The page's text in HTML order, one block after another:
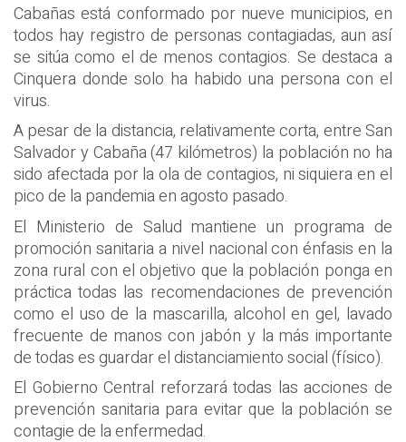
Cabañas está conformado por nueve municipios, en
todos hay registro de personas contagiadas, aun así
se sitúa como el de menos contagios. Se destaca a
Cinquera donde solo ha habido una persona con el
virus.
A pesar de la distancia, relativamente corta, entre San
Salvador y Cabaña (47 kilómetros) la población no ha
sido afectada por la ola de contagios, ni siquiera en el
pico de la pandemia en agosto pasado.
El Ministerio de Salud mantiene un programa de
promoción sanitaria a nivel nacional con énfasis en la
zona rural con el objetivo que la población ponga en
práctica todas las recomendaciones de prevención
como el uso de la mascarilla, alcohol en gel, lavado
frecuente de manos con jabón y la más importante
de todas es guardar el distanciamiento social (físico).
El Gobierno Central reforzará todas las acciones de
prevención sanitaria para evitar que la población se
contagie de la enfermedad.